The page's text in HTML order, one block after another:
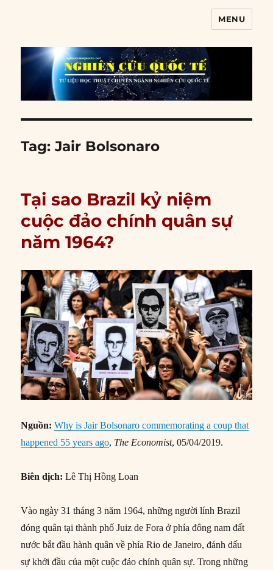
MENU
Tag:Jair Bolsonaro
Tại sao Brazil kỷ niệm
cuộc đảo chính quân sự
năm 1964?
Nguồn:Why is Jair Bolsonaro commemorating a coup that
happened 55 years ago, The Economist, 05/04/2019.
Biên dịch: Lê Thị Hồng Loan
Vào ngày 31 tháng 3 năm 1964, những người lính Brazil
đóng quân tại thành phố Juiz de Fora ở phía đông nam đất
nước bắt đầu hành quân về phía Rio de Janeiro, đánh dấu
sự khởi đầu của một cuộc đảo chính quân sự. Trong những